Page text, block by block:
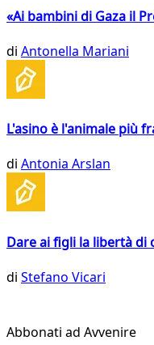
«Ai bambini di Gaza il
di Antonella Mariani
L'asino è l'animale più
di Antonia Arslan
Dare ai figli la libertà di
di Stefano Vicari
Abbonati ad Avvenire